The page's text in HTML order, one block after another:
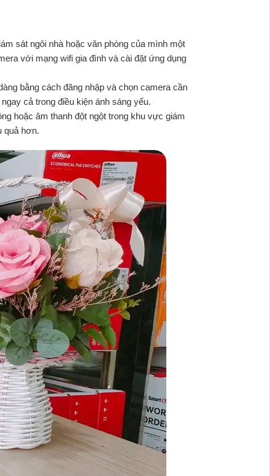
sát ngôi nhà hoặc văn phòng của mình một
với mạng wifi gia đình và cài đặt ứng dụng
bằng cách đăng nhập và chọn camera cần
cả trong điều kiện ánh sáng yếu.
hoặc âm thanh đột ngột trong khu vực giám
quả hơn.